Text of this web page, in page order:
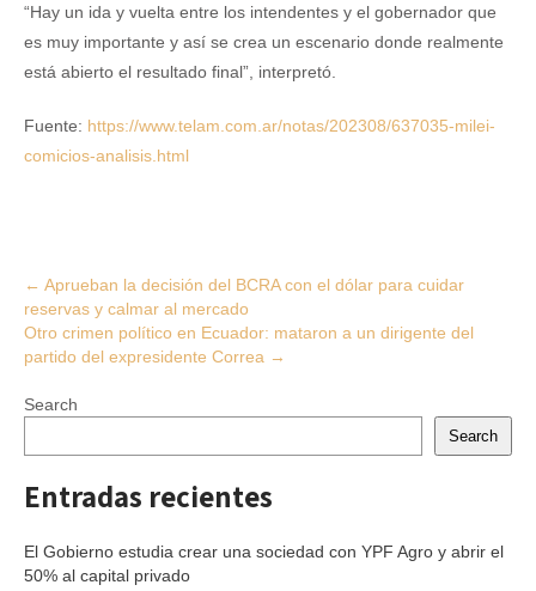
“Hay un ida y vuelta entre los intendentes y el gobernador que
es muy importante y así se crea un escenario donde realmente
está abierto el resultado final”, interpretó.
Fuente: https://www.telam.com.ar/notas/202308/637035-milei-
comicios-analisis.html
Post
navigation
← Aprueban la decisión del BCRA con el dólar para cuidar
reservas y calmar al mercado
Otro crimen político en Ecuador: mataron a un dirigente del
partido del expresidente Correa →
Search
Search
Entradas recientes
El Gobierno estudia crear una sociedad con YPF Agro y abrir el
50% al capital privado